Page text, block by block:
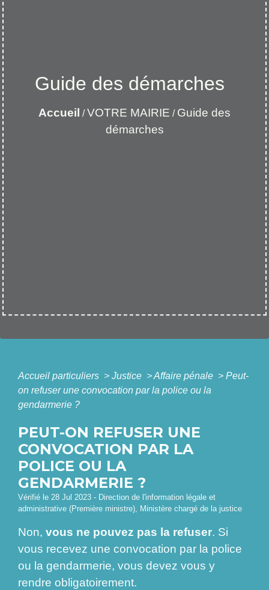
Guide des démarches
Accueil /VOTRE MAIRIE / Guide des
démarches
Accueil particuliers > Justice >Affaire pénale > Peut-
on refuser une convocation par la police ou la
gendarmerie ?
PEUT-ON REFUSER UNE
CONVOCATION PAR LA
POLICE OU LA
GENDARMERIE ?
Vérifié le 28 Jul 2023 - Direction de l'information légale et
administrative (Première ministre), Ministère chargé de la justice
Non, vous ne pouvez pas la refuser. Si
vous recevez une convocation par la police
ou la gendarmerie, vous devez vous y
rendre obligatoirement.